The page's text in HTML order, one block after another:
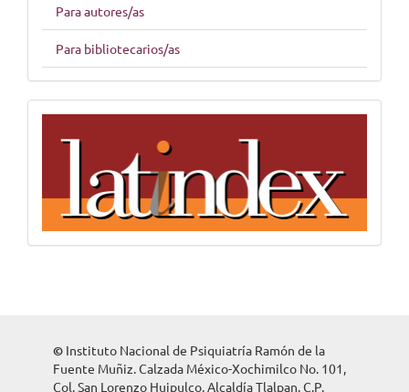
Para autores/as
Para bibliotecarios/as
indices
© Instituto Nacional de Psiquiatría Ramón de la
Fuente Muñiz. Calzada México-Xochimilco No. 101,
Col. San Lorenzo Huipulco, Alcaldía Tlalpan, C.P.